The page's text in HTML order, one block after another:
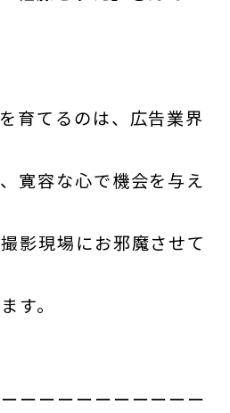
育てるのは、広告業界
寛容な心で機会を与え
影現場にお邪魔させて
す。
ーーーーーーーーーー